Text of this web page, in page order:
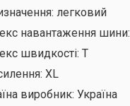
легковий
навантаження шини:
швидкості: T
XL
виробник: Україна